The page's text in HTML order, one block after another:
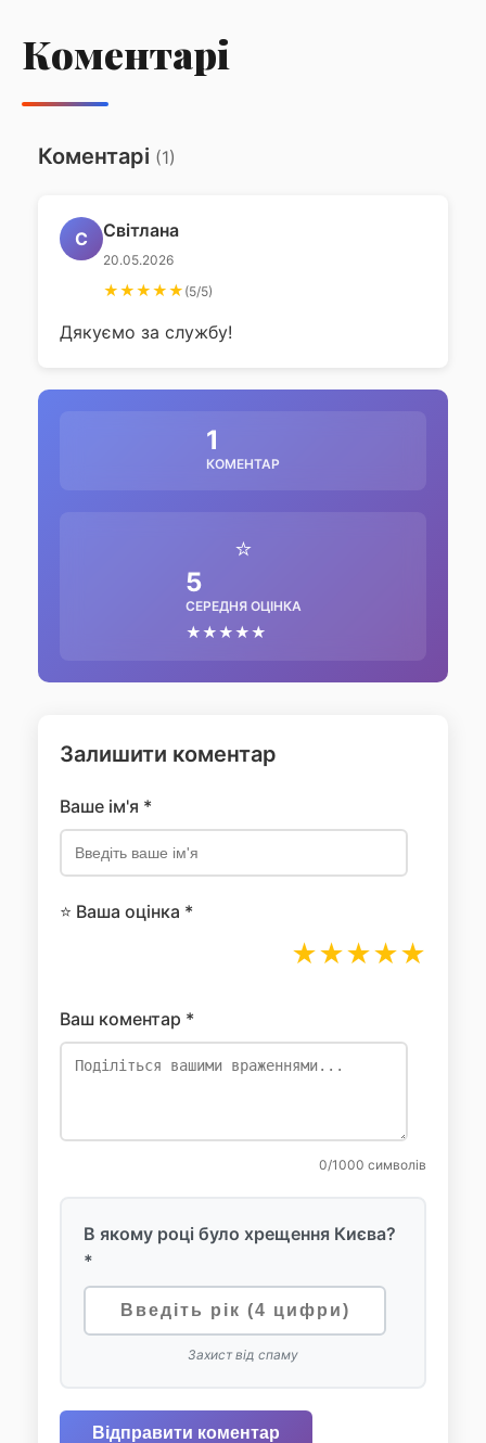
Господнього
Божественна літургіяв день храмового свята
Коментарі
Коментарі (1)
С Світлана
20.05.2026
★★★★★ (5/5)
Дякуємо за службу!
1
КОМЕНТАР
⭐
5
СЕРЕДНЯ ОЦІНКА
★★★★★
Залишити коментар
Ваше ім'я *
⭐ Ваша оцінка *
★
★
★
★
★
Ваш коментар *
0/1000 символів
В якому році було хрещення Києва?
*
Захист від спаму
Відправити коментар